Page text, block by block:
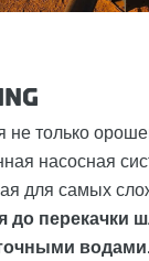
только
насосная
для самых
до перекачки
водами.